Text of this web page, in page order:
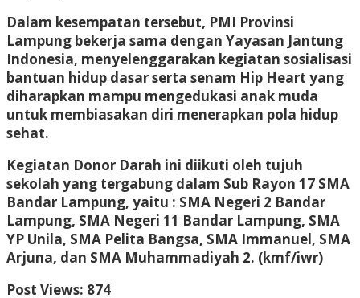
Dalam kesempatan tersebut, PMI Provinsi
Lampung bekerja sama dengan Yayasan Jantung
Indonesia, menyelenggarakan kegiatan sosialisasi
bantuan hidup dasar serta senam Hip Heart yang
diharapkan mampu mengedukasi anak muda
untuk membiasakan diri menerapkan pola hidup
sehat.
Kegiatan Donor Darah ini diikuti oleh tujuh
sekolah yang tergabung dalam Sub Rayon 17 SMA
Bandar Lampung, yaitu : SMA Negeri 2 Bandar
Lampung, SMA Negeri 11 Bandar Lampung, SMA
YP Unila, SMA Pelita Bangsa, SMA Immanuel, SMA
Arjuna, dan SMA Muhammadiyah 2. (kmf/iwr)
Post Views: 874